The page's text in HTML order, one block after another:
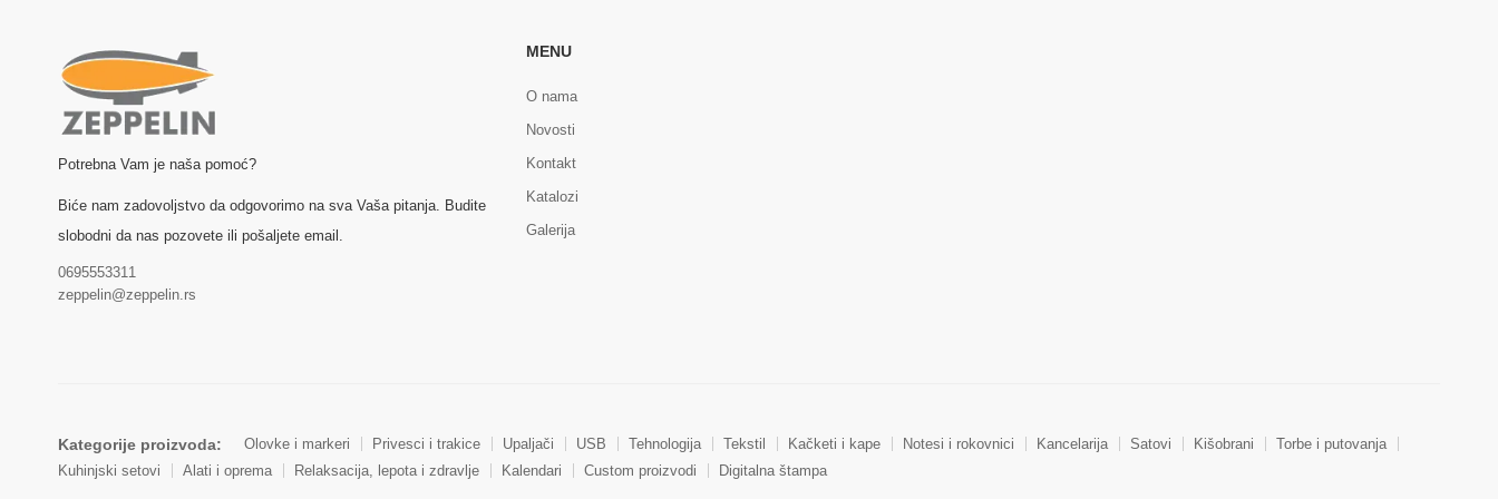
Potrebna Vam je naša pomoć?
Biće nam zadovoljstvo da odgovorimo na sva Vaša pitanja. Budite
slobodni da nas pozovete ili pošaljete email.
0695553311
zeppelin@zeppelin.rs
MENU
O nama
Novosti
Kontakt
Katalozi
Galerija
Kategorije proizvoda: Olovke i markeri Privesci i trakice Upaljači USB Tehnologija Tekstil Kačketi i kape Notesi i rokovnici Kancelarija Satovi Kišobrani
Torbe i putovanja
Kuhinjski setovi
Alati i oprema Relaksacija, lepota i zdravlje Kalendari Custom proizvodi Digitalna štampa